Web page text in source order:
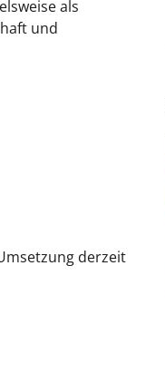
als
und
derzeit